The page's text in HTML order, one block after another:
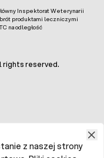
Inspektorat Weterynarii
produktami leczniczymi
na odległość
rights reserved.
z naszej strony